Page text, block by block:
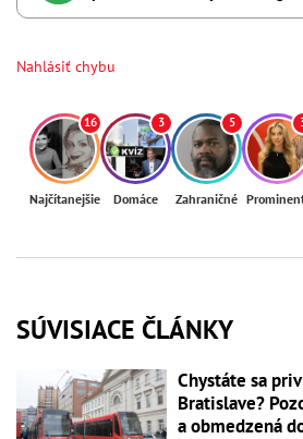
Nahlásiť chybu
16
Najčítanejšie
3
Domáce
5
Zahraničné
SÚVISIACE ČLÁNKY
Chystáte sa
Bratislave?
a obmedzená